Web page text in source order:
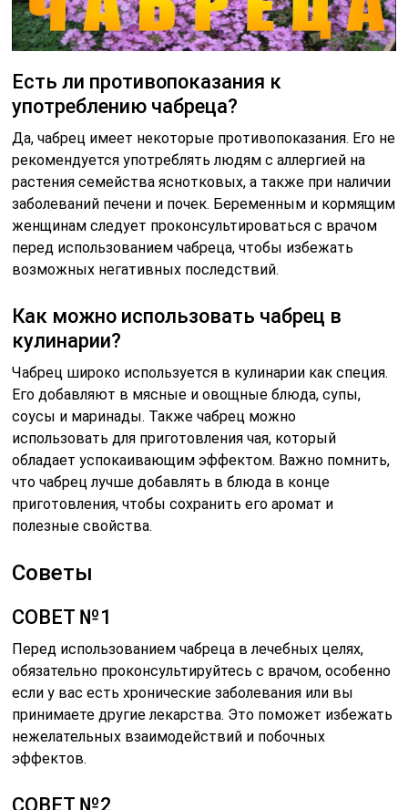
Есть ли противопоказания к
употреблению чабреца?
Да, чабрец имеет некоторые противопоказания. Его не
рекомендуется употреблять людям с аллергией на
растения семейства яснотковых, а также при наличии
заболеваний печени и почек. Беременным и кормящим
женщинам следует проконсультироваться с врачом
перед использованием чабреца, чтобы избежать
возможных негативных последствий.
Как можно использовать чабрец в
кулинарии?
Чабрец широко используется в кулинарии как специя.
Его добавляют в мясные и овощные блюда, супы,
соусы и маринады. Также чабрец можно
использовать для приготовления чая, который
обладает успокаивающим эффектом. Важно помнить,
что чабрец лучше добавлять в блюда в конце
приготовления, чтобы сохранить его аромат и
полезные свойства.
Советы
СОВЕТ №1
Перед использованием чабреца в лечебных целях,
обязательно проконсультируйтесь с врачом, особенно
если у вас есть хронические заболевания или вы
принимаете другие лекарства. Это поможет избежать
нежелательных взаимодействий и побочных
эффектов.
СОВЕТ №2